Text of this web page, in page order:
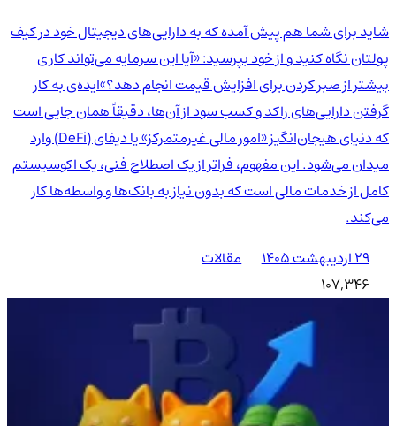
شاید برای شما هم پیش آمده که به دارایی‌های دیجیتال خود در کیف
پولتان نگاه کنید و از خود بپرسید: «آیا این سرمایه می‌تواند کاری
بیشتر از صبر کردن برای افزایش قیمت انجام دهد؟»ایده‌ی به کار
گرفتن دارایی‌های راکد و کسب سود از آن‌ها، دقیقاً همان جایی است
که دنیای هیجان‌انگیز «امور مالی غیرمتمرکز» یا دیفای (DeFi) وارد
میدان می‌شود. این مفهوم، فراتر از یک اصطلاح فنی، یک اکوسیستم
کامل از خدمات مالی است که بدون نیاز به بانک‌ها و واسطه‌ها کار
می‌کند.
۲۹ اردیبهشت ۱۴۰۵
مقالات
107,346